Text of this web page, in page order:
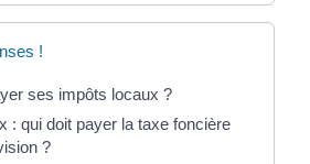
!
ses impôts locaux ?
: qui doit payer la taxe foncière
?